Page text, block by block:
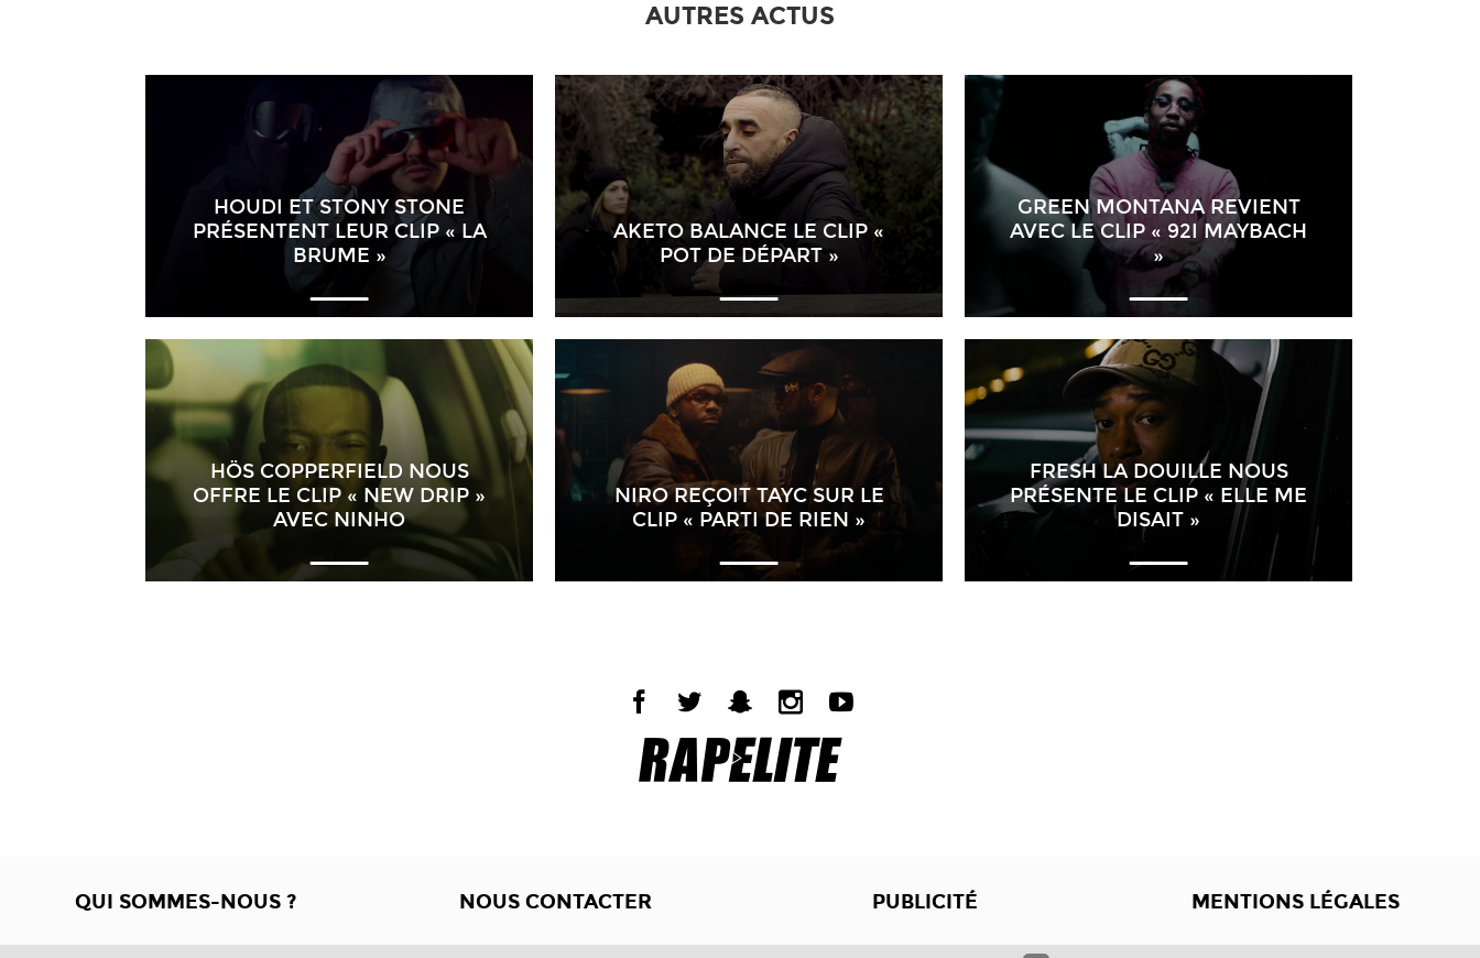
AUTRES ACTUS
HOUDI ET STONY STONE
PRÉSENTENT LEUR CLIP « LA
BRUME »
AKETO BALANCE LE CLIP «
POT DE DÉPART »
GREEN MONTANA REVIENT
AVEC LE CLIP « 92I MAYBACH
»
HÖS COPPERFIELD NOUS
OFFRE LE CLIP « NEW DRIP »
AVEC NINHO
NIRO REÇOIT TAYC SUR LE
CLIP « PARTI DE RIEN »
FRESH LA DOUILLE NOUS
PRÉSENTE LE CLIP « ELLE ME
DISAIT »
QUI SOMMES-NOUS ? NOUS CONTACTER PUBLICITÉ MENTIONS LÉGALES